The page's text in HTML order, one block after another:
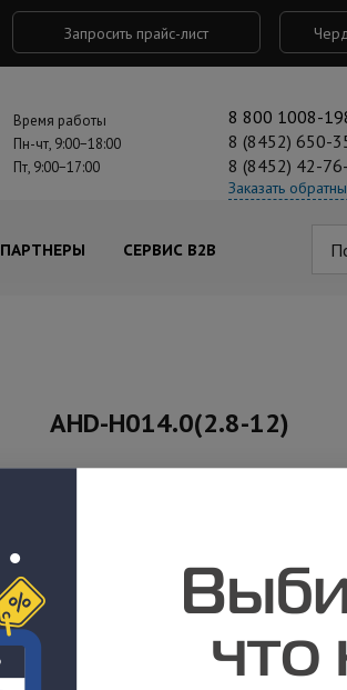
Запросить прайс-лист
Время работы
Пн-чт, 9:00−18:00
Пт, 9:00−17:00
8 800 1008-
8 (8452) 650-
8 (8452) 42-
Заказать
ПАРТНЕРЫ СЕРВИС B2B
AHD-H014.0(2.8-12)